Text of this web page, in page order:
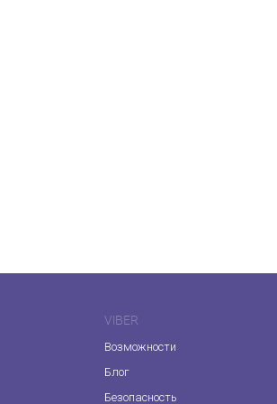
VIBER
Возможности
Блог
Безопасность